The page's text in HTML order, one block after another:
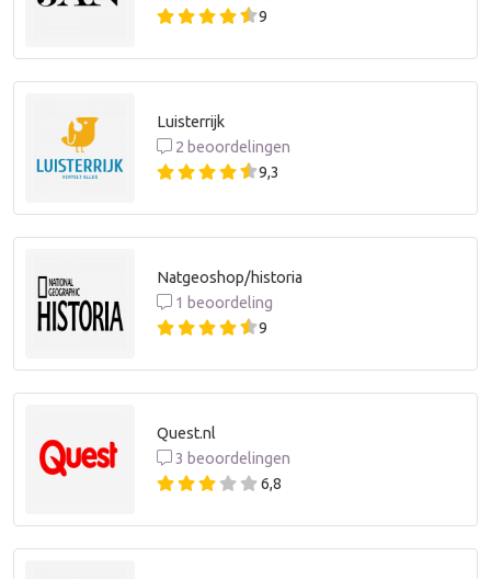
9
Luisterrijk
2 beoordelingen
9,3
Natgeoshop/historia
1 beoordeling
9
Quest.nl
3 beoordelingen
6,8